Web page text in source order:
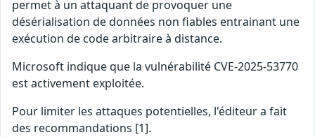
permet à un attaquant de provoquer une
désérialisation de données non fiables entrainant une
exécution de code arbitraire à distance.
Microsoft indique que la vulnérabilité CVE-2025-53770
est activement exploitée.
Pour limiter les attaques potentielles, l'éditeur a fait
des recommandations [1].